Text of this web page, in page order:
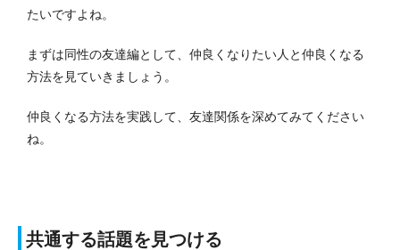
たいですよね。
まずは同性の友達編として、仲良くなりたい人と仲良くなる
方法を見ていきましょう。
仲良くなる方法を実践して、友達関係を深めてみてください
ね。
共通する話題を見つける